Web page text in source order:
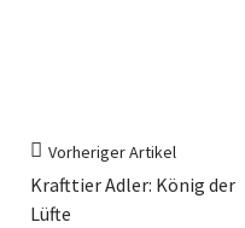
Vorheriger Artikel
Krafttier Adler: König der
Lüfte